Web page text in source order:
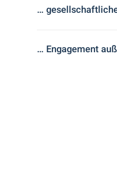
…
… Engagement